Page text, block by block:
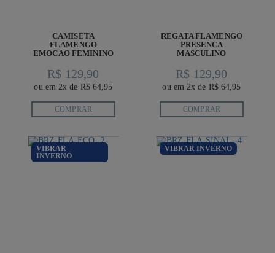
CAMISETA
FLAMENGO
EMOCAO FEMININO
R$ 129,90
ou em 2x de R$ 64,95
COMPRAR
REGATA FLAMENGO
PRESENCA
MASCULINO
R$ 129,90
ou em 2x de R$ 64,95
COMPRAR
VIBRAR
INVERNO
VIBRAR INVERNO